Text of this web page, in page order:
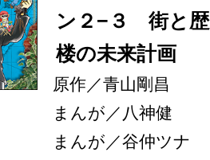
ン２−３ 街と歴
楼の未来計画
原作／青山剛昌
まんが／八神健
まんが／谷仲ツナ